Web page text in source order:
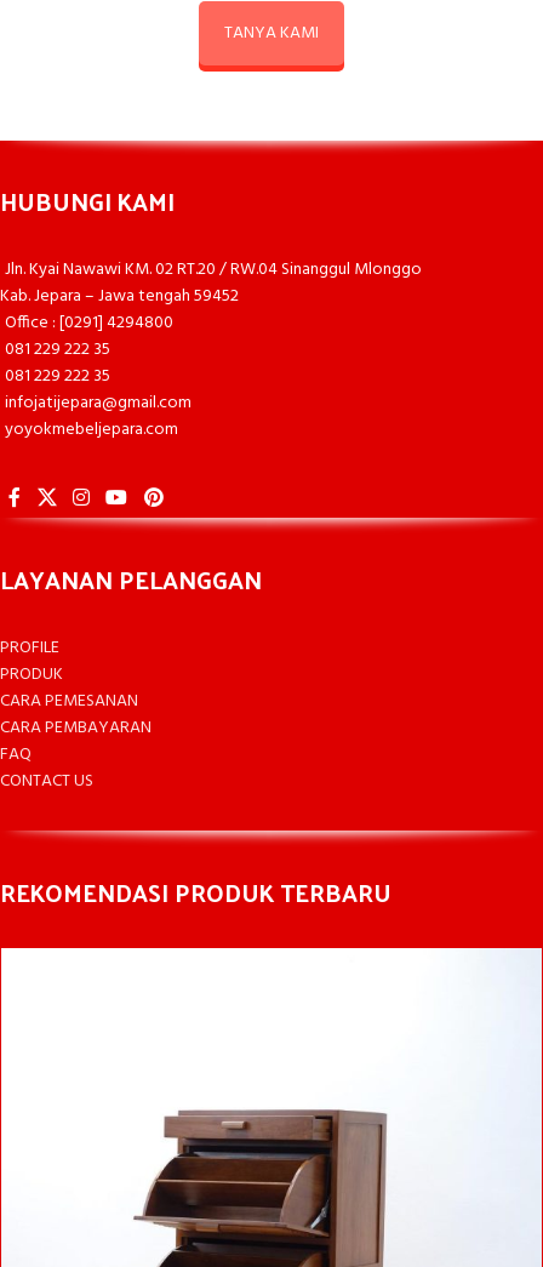
TANYA KAMI
HUBUNGI KAMI
Jln. Kyai Nawawi KM. 02 RT.20 / RW.04 Sinanggul Mlonggo
Kab. Jepara – Jawa tengah 59452
Office : [0291] 4294800
081 229 222 35
081 229 222 35
infojatijepara@gmail.com
yoyokmebeljepara.com
LAYANAN PELANGGAN
PROFILE
PRODUK
CARA PEMESANAN
CARA PEMBAYARAN
FAQ
CONTACT US
REKOMENDASI PRODUK TERBARU